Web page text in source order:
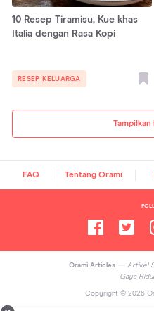
10 Resep Tiramisu, Kue khas
Italia dengan Rasa Kopi
RESEP KELUARGA
FAQ Tentang Orami
Orami Articles — Artikel
Gaya
Copyright © 2026